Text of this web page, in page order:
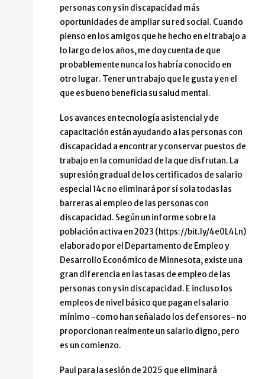
personas con y sin discapacidad más
oportunidades de ampliar su red social. Cuando
pienso en los amigos que he hecho en el trabajo a
lo largo de los años, me doy cuenta de que
probablemente nunca los habría conocido en
otro lugar. Tener un trabajo que le gusta y en el
que es bueno beneficia su salud mental.
Los avances en tecnología asistencial y de
capacitación están ayudando a las personas con
discapacidad a encontrar y conservar puestos de
trabajo en la comunidad de la que disfrutan. La
supresión gradual de los certificados de salario
especial 14c no eliminará por sí sola todas las
barreras al empleo de las personas con
discapacidad. Según un informe sobre la
población activa en 2023 (https://bit.ly/4e0L4Ln)
elaborado por el Departamento de Empleo y
Desarrollo Económico de Minnesota, existe una
gran diferencia en las tasas de empleo de las
personas con y sin discapacidad. E incluso los
empleos de nivel básico que pagan el salario
mínimo -como han señalado los defensores- no
proporcionan realmente un salario digno, pero
es un comienzo.
Paul para la sesión de 2025 que eliminará